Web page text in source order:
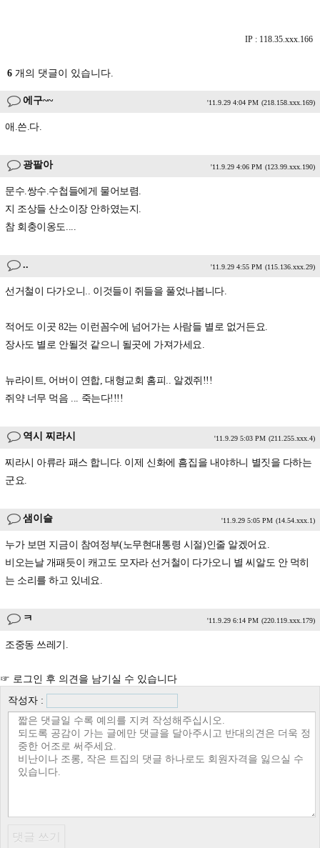
IP : 118.35.xxx.166
6 개의 댓글이 있습니다.
에구~~ '11.9.29 4:04 PM (218.158.xxx.169)
애.쓴.다.
광팔아 '11.9.29 4:06 PM (123.99.xxx.190)
문수.쌍수.수첩들에게 물어보렴.
지 조상들 산소이장 안하였는지.
참 회충이옹도....
.. '11.9.29 4:55 PM (115.136.xxx.29)
선거철이 다가오니.. 이것들이 쥐들을 풀었나봅니다.
적어도 이곳 82는 이런꼼수에 넘어가는 사람들 별로 없거든요.
장사도 별로 안될것 같으니 될곳에 가져가세요.
뉴라이트, 어버이 연합, 대형교회 홈피.. 알겠쥐!!!
쥐약 너무 먹음 ... 죽는다!!!!
역시 찌라시 '11.9.29 5:03 PM (211.255.xxx.4)
찌라시 아류라 패스 합니다. 이제 신화에 흠집을 내야하니 별짓을 다하는
군요.
샘이슬 '11.9.29 5:05 PM (14.54.xxx.1)
누가 보면 지금이 참여정부(노무현대통령 시절)인줄 알겠어요.
비오는날 개패듯이 캐고도 모자라 선거철이 다가오니 별 씨알도 안 먹히
는 소리를 하고 있네요.
ㅋ '11.9.29 6:14 PM (220.119.xxx.179)
조중동 쓰레기.
☞ 로그인 후 의견을 남기실 수 있습니다
작성자 :